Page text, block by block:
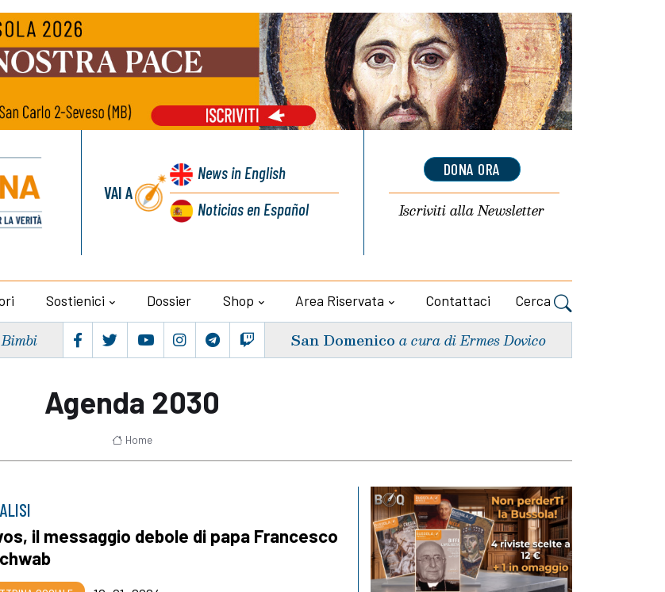
VAI A
Newsin English
Noticiasen Español
DONA ORA
Iscriviti allaNewsletter
Sostienici Dossier Shop Area Riservata Contattaci Cerca
San Domenico a cura di Ermes Dovico
Agenda 2030
Home
il messaggio debole di papa Francesco